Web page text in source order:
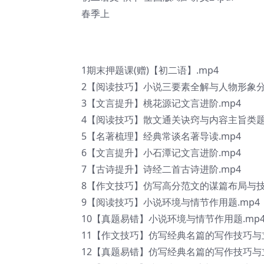
春季上
1期末押题课(赠)【初二语】.mp4
2【阅读技巧】小说三要素全解与人物形象
3【文言提升】桃花源记文言进阶.mp4
4【阅读技巧】散文通关诀窍与内容主旨类
5【名著梳理】经典常谈名著导读.mp4
6【文言提升】小石潭记文言进阶.mp4
7【古诗提升】诗经二首古诗进阶.mp4
8【作文技巧】仿写高分范文的谋篇布局与
9【阅读技巧】小说环境与情节作用题.mp4
10【真题易错】小说环境与情节作用题
11【作文技巧】仿写经典名篇的写作技巧
12【真题易错】仿写经典名篇的写作技巧